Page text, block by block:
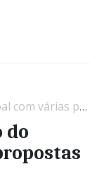
este fim de semana
do